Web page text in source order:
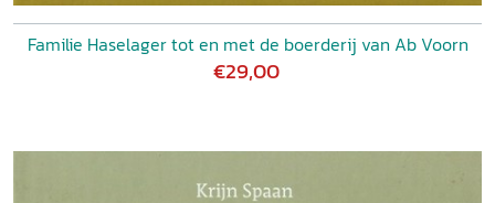
Familie Haselager tot en met de boerderij van Ab Voorn
€29,00